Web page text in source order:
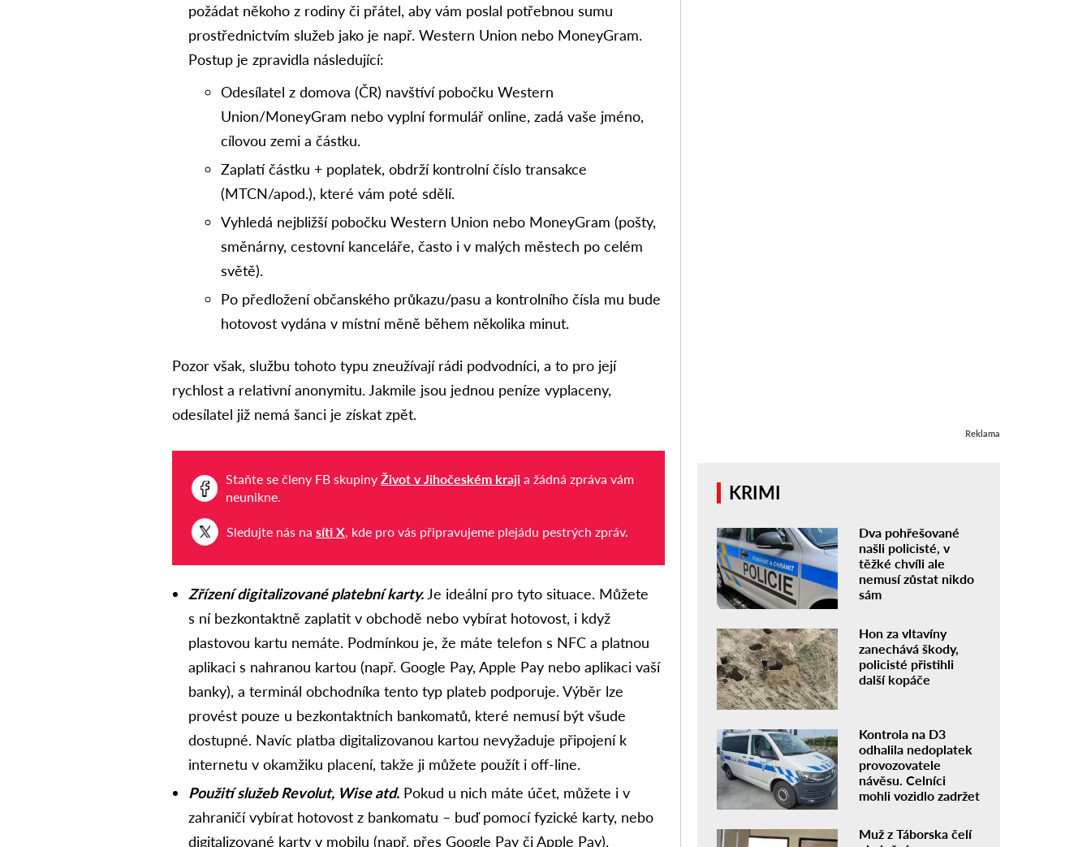
požádat někoho z rodiny či přátel, aby vám poslal potřebnou sumu
prostřednictvím služeb jako je např. Western Union nebo MoneyGram.
Postup je zpravidla následující:
Odesílatel z domova (ČR) navštíví pobočku Western
Union/MoneyGram nebo vyplní formulář online, zadá vaše jméno,
cílovou zemi a částku.
Zaplatí částku + poplatek, obdrží kontrolní číslo transakce
(MTCN/apod.), které vám poté sdělí.
Vyhledá nejbližší pobočku Western Union nebo MoneyGram (pošty,
směnárny, cestovní kanceláře, často i v malých městech po celém
světě).
Po předložení občanského průkazu/pasu a kontrolního čísla mu bude
hotovost vydána v místní měně během několika minut.
Pozor však, službu tohoto typu zneužívají rádi podvodníci, a to pro její
rychlost a relativní anonymitu. Jakmile jsou jednou peníze vyplaceny,
odesílatel již nemá šanci je získat zpět.
Staňte se členy FB skupinyŽivot v Jihočeském kraji a žádná zpráva vám
neunikne.
Sledujte nás nasíti X, kde pro vás připravujeme plejádu pestrých zpráv.
Zřízení digitalizované platební karty. Je ideální pro tyto situace. Můžete
s ní bezkontaktně zaplatit v obchodě nebo vybírat hotovost, i když
plastovou kartu nemáte. Podmínkou je, že máte telefon s NFC a platnou
aplikaci s nahranou kartou (např. Google Pay, Apple Pay nebo aplikaci vaší
banky), a terminál obchodníka tento typ plateb podporuje. Výběr lze
provést pouze u bezkontaktních bankomatů, které nemusí být všude
dostupné. Navíc platba digitalizovanou kartou nevyžaduje připojení k
internetu v okamžiku placení, takže ji můžete použít i off-line.
Použití služeb Revolut, Wise atd. Pokud u nich máte účet, můžete i v
zahraničí vybírat hotovost z bankomatu – buď pomocí fyzické karty, nebo
digitalizované karty v mobilu (např. přes Google Pay či Apple Pay).
Reklama
KRIMI
Dva pohřešované
našli policisté, v
těžké chvíli ale
nemusí zůstat nikdo
sám
Hon za vltavíny
zanechává škody,
policisté přistihli
další kopáče
Kontrola na D3
odhalila nedoplatek
provozovatele
návěsu. Celníci
mohli vozidlo zadržet
Muž z Táborska čelí